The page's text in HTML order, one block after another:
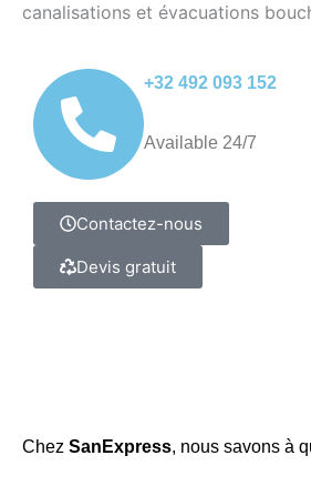
canalisations et évacuations
+32 492 093 152
Available 24/7
Contactez-nous
Devis gratuit
Chez SanExpress, nous savons à